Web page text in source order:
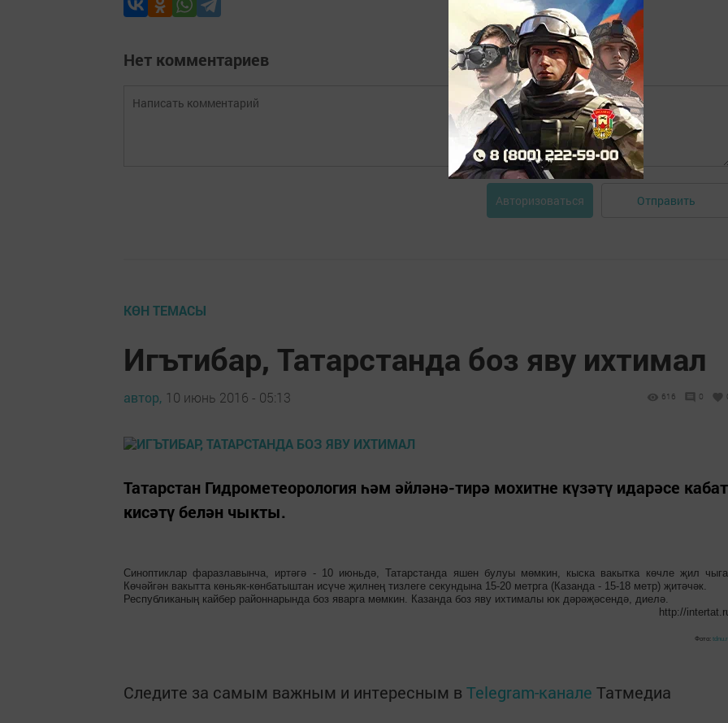
Нет комментариев
Авторизоваться Отправить
КӨН ТЕМАСЫ
Игътибар, Татарстанда боз яву ихтимал
автор, 10 июнь 2016 - 05:13 616 0
Татарстан Гидрометеорология һәм әйләнә-тирә мохитне күзәтү идарәсе кабат
кисәтү белән чыкты.
Синоптиклар фаразлавынча, иртәгә - 10 июньдә, Татарстанда яшен булуы мөмкин, кыска вакытка көчле җил
Көчәйгән вакытта көньяк-көнбатыштан исүче җилнең тизлеге секундына 15-20 метрга (Казанда - 15-18 метр) җитәчәк.
Республиканың кайбер районнарында боз яварга мөмкин. Казанда боз яву ихтималы юк дәрәҗәсендә, диелә.
http://
Фото:
Следите за самым важным и интересным в Telegram-канале Татмедиа